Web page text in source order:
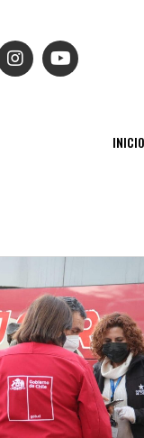
INICIO